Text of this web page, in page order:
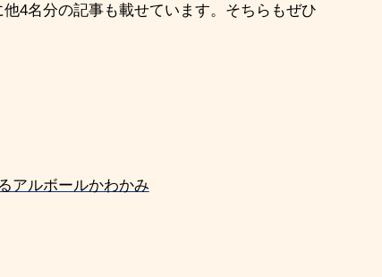
他4名分の記事も載せています。そちらもぜひ
アルボールかわかみ